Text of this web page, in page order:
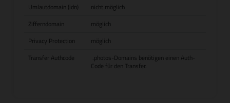
Umlautdomain (idn)
nicht möglich
Zifferndomain
möglich
Privacy Protection
möglich
Transfer Authcode
.photos-Domains benötigen einen Auth-
Code für den Transfer.